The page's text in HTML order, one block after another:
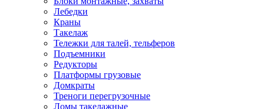
Лебедки
Краны
Такелаж
Тележки для талей, тельферов
Подъемники
Редукторы
Платформы грузовые
Домкраты
Треноги перегрузочные
Ломы такелажные